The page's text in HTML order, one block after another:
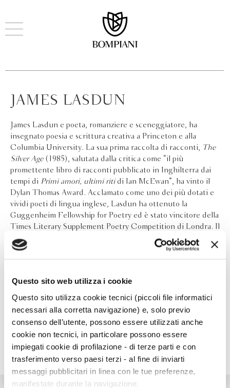
Questo sito web utilizza i cookie
Questo sito utilizza cookie tecnici (piccoli file informatici
necessari alla corretta navigazione) e, solo previo
consenso dell’utente, possono essere utilizzati anche
cookie non tecnici, in particolare possono essere
impiegati cookie di profilazione - di terze parti e con
trasferimento verso paesi terzi - al fine di inviarti
messaggi pubblicitari in linea con le tue preferenze,
manifestate durante la navigazione.
JAMES LASDUN
James Lasdun e poeta, romanziere e sceneggiatore, ha
insegnato poesia e scrittura creativa a Princeton e alla
Columbia University. La sua prima raccolta di racconti, The
Silver Age(1985), salutata dalla critica come “il più
promettente libro di racconti pubblicato in Inghilterra dai
tempi di Primi amori, ultimi ritidi Ian McEwan”, ha vinto il
Dylan Thomas Award. Acclamato come uno dei più dotati e
vividi poeti di lingua inglese, Lasdun ha ottenuto la
Guggenheim Fellowship for Poetry ed è stato vincitore della
Times Literary Supplement Poetry Competition di Londra. Il
suo primo romanzo,
(2002), è stato New
York Times Notable Book of the Year. Lasdun è stato
ispirato l’omonimo film di Bernardo Bertolucci,
quello che hai (2014) eFrattura (2017).